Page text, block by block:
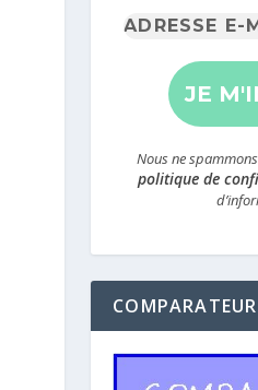
Nous ne
politique de